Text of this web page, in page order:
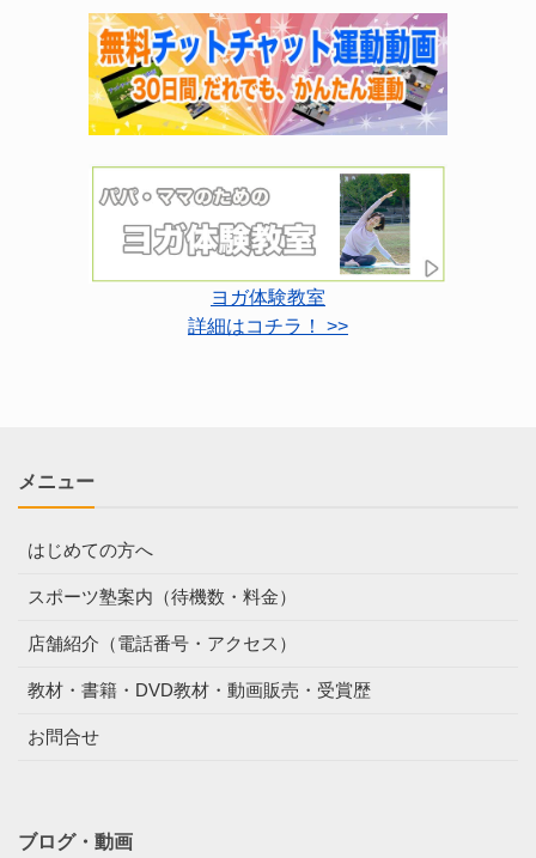
ヨガ体験教室
詳細はコチラ！ >>
メニュー
はじめての方へ
スポーツ塾案内（待機数・料金）
店舗紹介（電話番号・アクセス）
教材・書籍・DVD教材・動画販売・受賞歴
お問合せ
ブログ・動画